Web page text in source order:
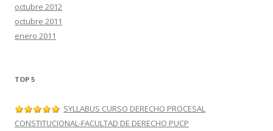
octubre 2012
octubre 2011
enero 2011
TOP 5
SYLLABUS CURSO DERECHO PROCESAL
CONSTITUCIONAL-FACULTAD DE DERECHO PUCP